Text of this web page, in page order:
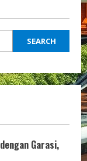
SEARCH
Garasi,